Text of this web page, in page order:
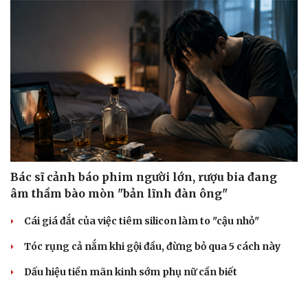
Dinh dưỡng - món ngon
Cây thuốc
Sản phụ khoa
Nhi khoa
Nam khoa
Làm đẹp - giảm cân
Phòng mạch online
Ăn sạch sống khỏe
Đời sống
Nhà đẹp
Blog
Tình yêu - Gia đình
Bác sĩ cảnh báo phim người lớn, rượu bia đang
âm thầm bào mòn "bản lĩnh đàn ông"
Cái giá đắt của việc tiêm silicon làm to "cậu nhỏ"
Tóc rụng cả nắm khi gội đầu, đừng bỏ qua 5 cách này
Dấu hiệu tiền mãn kinh sớm phụ nữ cần biết